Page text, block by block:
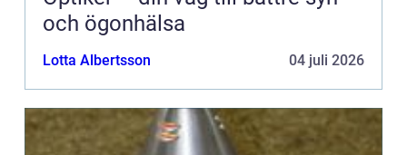
och ögonhälsa
Lotta Albertsson 04 juli 2026